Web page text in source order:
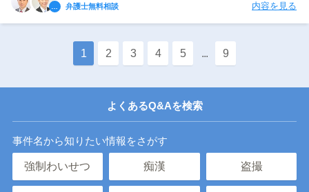
弁護士無料相談 内容を見る
1 2 3 4 5 ... 9
よくあるQ&Aを検索
事件名から知りたい情報をさがす
強制わいせつ 痴漢 盗撮